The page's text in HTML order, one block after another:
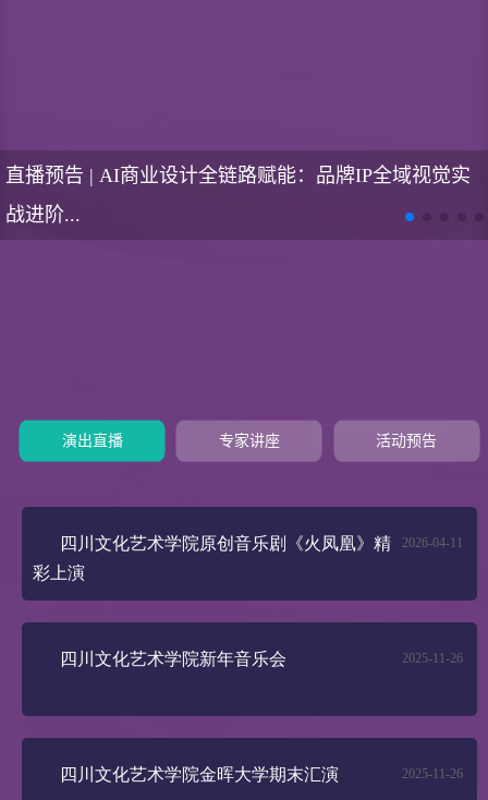
直播预告 | AI商业设计全链路赋能：品牌IP全域视觉实
战进阶...
演出直播 专家讲座 活动预告